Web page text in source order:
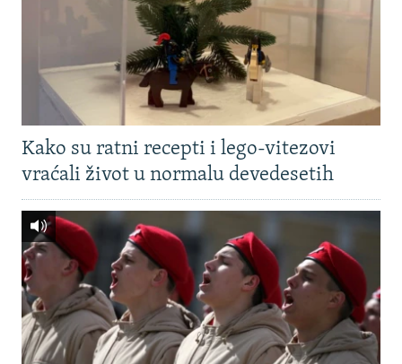
Kako su ratni recepti i lego-vitezovi
vraćali život u normalu devedesetih